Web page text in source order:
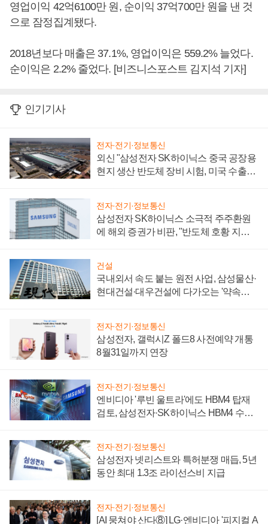
영업이익 42억6100만 원, 순이익 37억700만 원을 낸 것
으로 잠정집계됐다.
2018년보다 매출은 37.1%, 영업이익은 559.2% 늘었다.
순이익은 2.2% 줄었다. [비즈니스포스트 김지석 기자]
인기기사
전자·전기·정보통신
외신 "삼성전자 SK하이닉스 중국 공장용
현지 생산 반도체 장비 시험, 미국 수출통
전자·전기·정보통신
삼성전자 SK하이닉스 소극적 주주환원
에 해외 증권가 비판, "반도체 호황 지속
건설
국내외서 속도 붙는 원전 사업, 삼성물산·
현대건설·대우건설에 다가오는 '약속의
전자·전기·정보통신
삼성전자, 갤럭시Z 폴드8 사전예약 개통
8월31일까지 연장
전자·전기·정보통신
엔비디아 '루빈 울트라'에도 HBM4 탑재
검토, 삼성전자·SK하이닉스 HBM4 수율
전자·전기·정보통신
삼성전자 넷리스트와 특허분쟁 매듭, 5년
동안 최대 1.3조 라이선스비 지급
전자·전기·정보통신
[AI 뭉쳐야 산다⑧] LG·엔비디아 '피지컬 A